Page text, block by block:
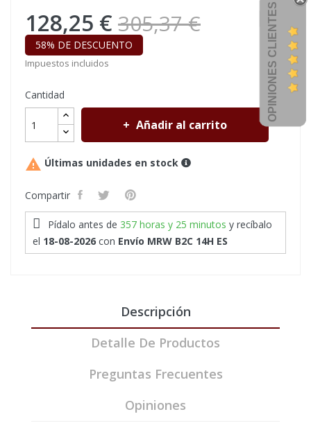
128,25 € 305,37 €
58% DE DESCUENTO
Impuestos incluidos
Cantidad
Añadir al carrito
 Últimas unidades en stock
Compartir
Pídalo antes de 357 horas y 25 minutos y recíbalo
el 18-08-2026 con Envío MRW B2C 14H ES
Descripción
Detalle De Productos
Preguntas Frecuentes
Opiniones
OPINIONES CLIENTES